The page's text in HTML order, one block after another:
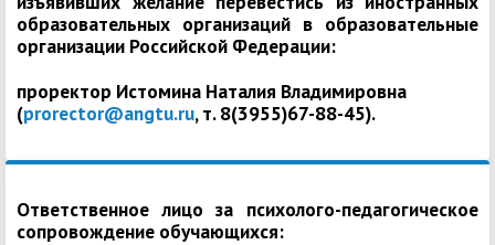
образовательных организаций в образовательные
организации Российской Федерации:
проректор Истомина Наталия Владимировна
(prorector@angtu.ru, т. 8(3955)67-88-45).
Ответственное лицо за психолого-педагогическое
сопровождение обучающихся: